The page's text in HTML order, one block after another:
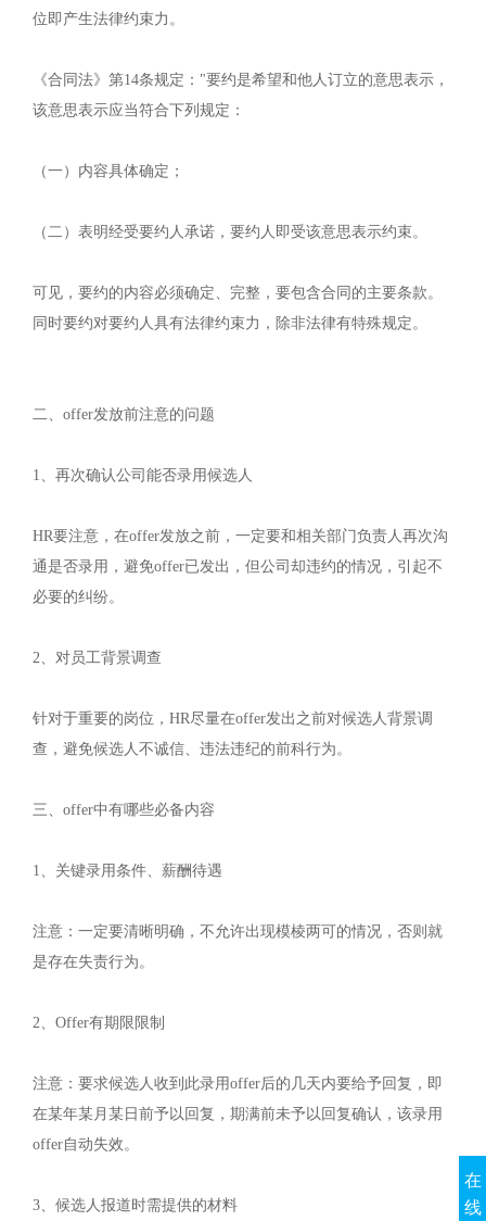
位即产生法律约束力。
《合同法》第14条规定："要约是希望和他人订立的意思表示，
该意思表示应当符合下列规定：
（一）内容具体确定；
（二）表明经受要约人承诺，要约人即受该意思表示约束。
可见，要约的内容必须确定、完整，要包含合同的主要条款。
同时要约对要约人具有法律约束力，除非法律有特殊规定。
二、offer发放前注意的问题
1、再次确认公司能否录用候选人
HR要注意，在offer发放之前，一定要和相关部门负责人再次沟
通是否录用，避免offer已发出，但公司却违约的情况，引起不
必要的纠纷。
2、对员工背景调查
针对于重要的岗位，HR尽量在offer发出之前对候选人背景调
查，避免候选人不诚信、违法违纪的前科行为。
三、offer中有哪些必备内容
1、关键录用条件、薪酬待遇
注意：一定要清晰明确，不允许出现模棱两可的情况，否则就
是存在失责行为。
2、Offer有期限限制
注意：要求候选人收到此录用offer后的几天内要给予回复，即
在某年某月某日前予以回复，期满前未予以回复确认，该录用
offer自动失效。
3、候选人报道时需提供的材料
在
线